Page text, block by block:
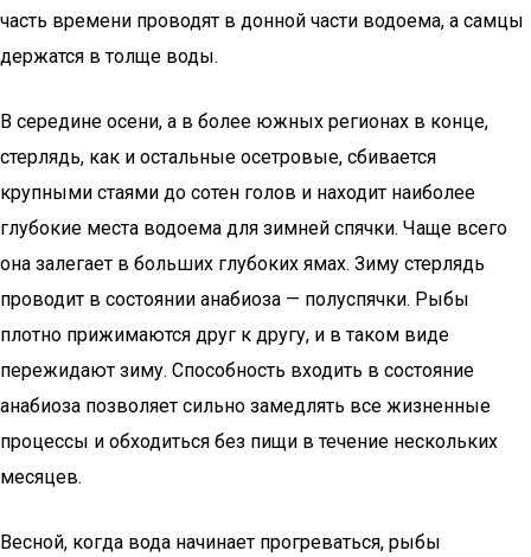
часть времени проводят в донной части водоема, а самцы
держатся в толще воды.
В середине осени, а в более южных регионах в конце,
стерлядь, как и остальные осетровые, сбивается
крупными стаями до сотен голов и находит наиболее
глубокие места водоема для зимней спячки. Чаще всего
она залегает в больших глубоких ямах. Зиму стерлядь
проводит в состоянии анабиоза — полуспячки. Рыбы
плотно прижимаются друг к другу, и в таком виде
пережидают зиму. Способность входить в состояние
анабиоза позволяет сильно замедлять все жизненные
процессы и обходиться без пищи в течение нескольких
месяцев.
Весной, когда вода начинает прогреваться, рыбы